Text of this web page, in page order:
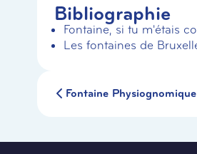
Bibliographie
Fontaine, si tu m'étais
Les fontaines de
Fontaine